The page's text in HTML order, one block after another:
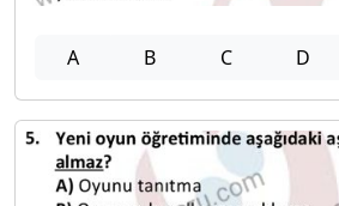
A B C D